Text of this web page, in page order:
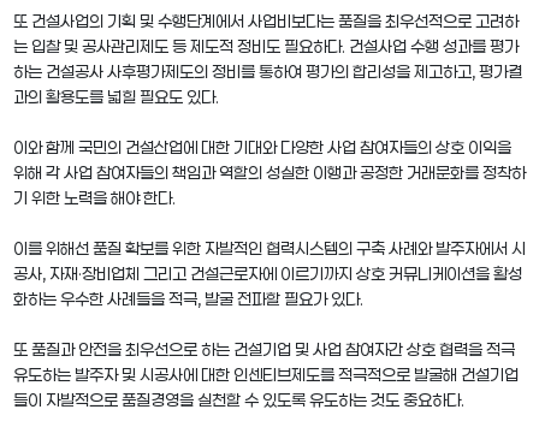
또 건설사업의 기획 및 수행단계에서 사업비보다는 품질을 최우선적으로 고려하
는 입찰 및 공사관리제도 등 제도적 정비도 필요하다. 건설사업 수행 성과를 평가
하는 건설공사 사후평가제도의 정비를 통하여 평가의 합리성을 제고하고, 평가결
과의 활용도를 넓힐 필요도 있다.
이와 함께 국민의 건설산업에 대한 기대와 다양한 사업 참여자들의 상호 이익을
위해 각 사업 참여자들의 책임과 역할의 성실한 이행과 공정한 거래문화를 정착하
기 위한 노력을 해야 한다.
이를 위해선 품질 확보를 위한 자발적인 협력시스템의 구축 사례와 발주자에서 시
공사, 자재·장비업체 그리고 건설근로자에 이르기까지 상호 커뮤니케이션을 활성
화하는 우수한 사례들을 적극, 발굴 전파할 필요가 있다.
또 품질과 안전을 최우선으로 하는 건설기업 및 사업 참여자간 상호 협력을 적극
유도하는 발주자 및 시공사에 대한 인센티브제도를 적극적으로 발굴해 건설기업
들이 자발적으로 품질경영을 실천할 수 있도록 유도하는 것도 중요하다.